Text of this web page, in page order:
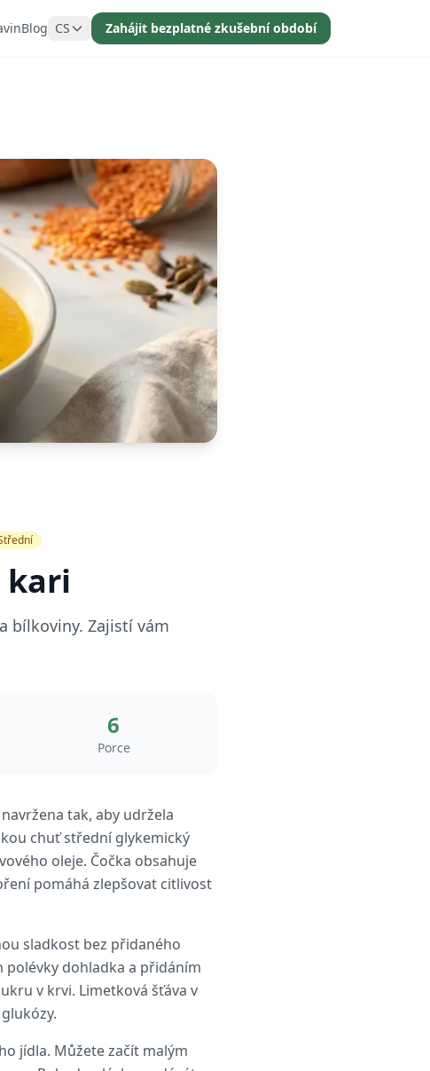
Blog CS Zahájit bezplatné zkušební období
kari
bílkoviny. Zajistí vám
6
Porce
tak, aby udržela
chuť střední glykemický
oleje. Čočka obsahuje
pomáhá zlepšovat citlivost
sladkost bez přidaného
polévky dohladka a přidáním
v krvi. Limetková šťáva v
jídla. Můžete začít malým